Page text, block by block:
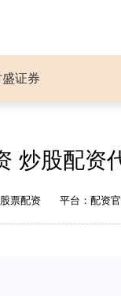
证券
炒股配资
票配资 平台：配资